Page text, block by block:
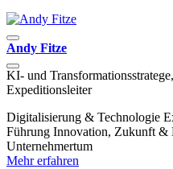
Andy Fitze
KI- und
Expeditionsleiter
Digitalisierung & Technologie
Führung Innovation, Zukunft &
Unternehmertum
Mehr erfahren